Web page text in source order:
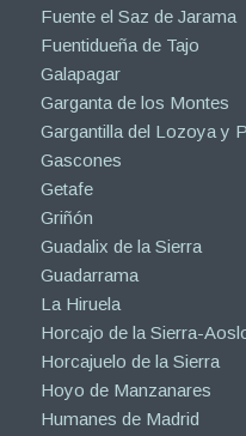
Fuente el Saz de Jarama
Fuentidueña de Tajo
Galapagar
Garganta de los Montes
Gargantilla del Lozoya y
Gascones
Getafe
Griñón
Guadalix de la Sierra
Guadarrama
La Hiruela
Horcajo de la Sierra-
Horcajuelo de la Sierra
Hoyo de Manzanares
Humanes de Madrid